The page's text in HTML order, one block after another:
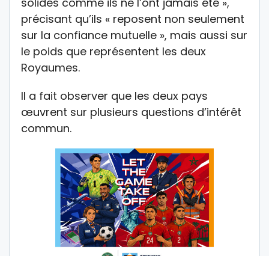
précisant qu’ils « reposent non seulement
sur la confiance mutuelle », mais aussi sur
le poids que représentent les deux
Royaumes.
Il a fait observer que les deux pays
œuvrent sur plusieurs questions d’intérêt
commun.